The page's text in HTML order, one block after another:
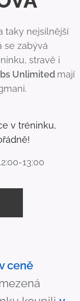
taky nejsilnější
se zabývá
stravě i
Unlimited mají
v tréninku,
13:00
ceně